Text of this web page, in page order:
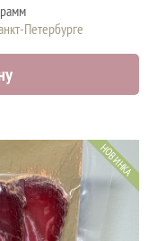
Петербурге
НОВИНКА